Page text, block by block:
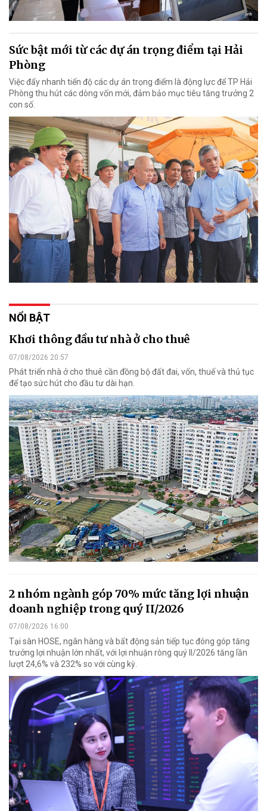
Sức bật mới từ các dự án trọng điểm tại Hải
Phòng
Việc đẩy nhanh tiến độ các dự án trọng điểm là động lực để TP Hải
Phòng thu hút các dòng vốn mới, đảm bảo mục tiêu tăng trưởng 2
con số.
NỔI BẬT
Khơi thông đầu tư nhà ở cho thuê
07/08/2026 20:57
Phát triển nhà ở cho thuê cần đồng bộ đất đai, vốn, thuế và thủ tục
để tạo sức hút cho đầu tư dài hạn.
2 nhóm ngành góp 70% mức tăng lợi nhuận
doanh nghiệp trong quý II/2026
07/08/2026 16:00
Tại sàn HOSE, ngân hàng và bất động sản tiếp tục đóng góp tăng
trưởng lợi nhuận lớn nhất, với lợi nhuận ròng quý II/2026 tăng lần
lượt 24,6% và 232% so với cùng kỳ.